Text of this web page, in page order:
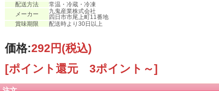
配送方法
常温・冷蔵・冷凍
メーカー
九鬼産業株式会社
四日市市尾上町11番地
賞味期限
配送時より30日以上
価格:292円(税込)
[ポイント還元 3ポイント～]